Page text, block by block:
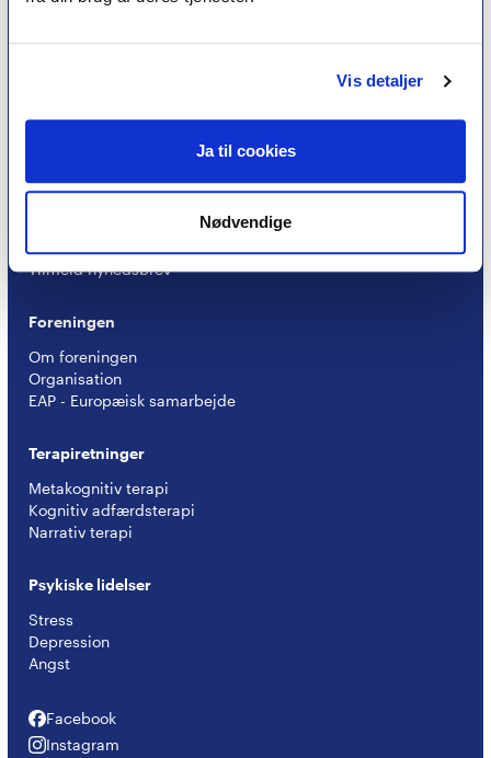
Vis detaljer
Ja til cookies
Nødvendige
Psykoterapeuter nær dig
Medlemsfordele
Nyheder
Tilmeld nyhedsbrev
Foreningen
Om foreningen
Organisation
EAP - Europæisk samarbejde
Terapiretninger
Metakognitiv terapi
Kognitiv adfærdsterapi
Narrativ terapi
Psykiske lidelser
Stress
Depression
Angst
Facebook
Facebook
Instagram
Instagram